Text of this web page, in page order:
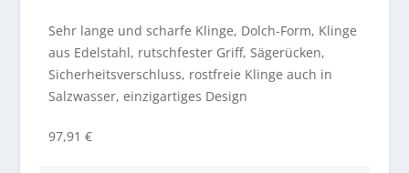
Sehr lange und scharfe Klinge, Dolch-Form, Klinge
aus Edelstahl, rutschfester Griff, Sägerücken,
Sicherheitsverschluss, rostfreie Klinge auch in
Salzwasser, einzigartiges Design
97,91 €